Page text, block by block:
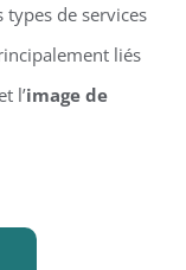
types de services
liés
l’image de